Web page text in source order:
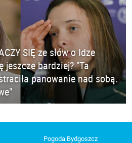
SIĘ ze słów o Idze
jeszcze bardziej? "Ta
panowanie nad sobą.
Pogoda Bydgoszcz